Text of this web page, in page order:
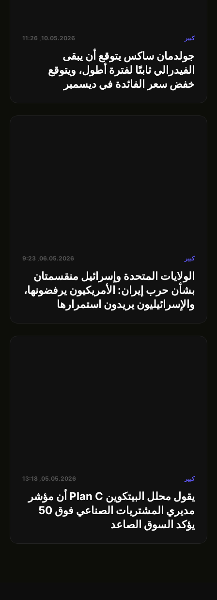
كبير 10.05.2026, 11:26
جولدمان ساكس يتوقع أن يبقى
الفيدرالي ثابتًا لفترة أطول، ويتوقع
خفض سعر الفائدة في ديسمبر
كبير 06.05.2026, 9:23
الولايات المتحدة وإسرائيل منقسمتان
بشأن حرب إيران: الأمريكيون يرفضونها،
والإسرائيليون يريدون استمرارها
كبير 05.05.2026, 13:18
يقول محلل البيتكوين Plan C أن مؤشر
مديري المشتريات الصناعي فوق 50
يؤكد السوق الصاعد